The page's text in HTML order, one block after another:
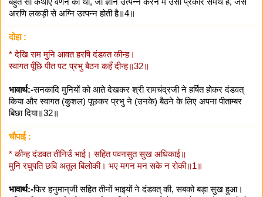
अरणि लकड़ी से अग्नि उत्पन्न होती है॥4॥
दोहा :
* देखि राम मुनि आवत हरषि दंडवत कीन्ह।
स्वागत पूँछि पीत पट प्रभु बैठन कहँ दीन्ह॥32॥
भावार्थ:-सनकादि मुनियों को आते देखकर श्री रामचंद्रजी ने हर्षित होकर दंडवत्‌
किया और स्वागत (कुशल) पूछकर प्रभु ने (उनके) बैठने के लिए अपना पीताम्बर
बिछा दिया॥32॥
चौपाई :
* कीन्ह दंडवत तीनिउँ भाई। सहित पवनसुत सुख अधिकाई॥
मुनि रघुपति छबि अतुल बिलोकी। भए मगन मन सके न रोकी॥1॥
भावार्थ:-फिर हनुमान्‌जी सहित तीनों भाइयों ने दंडवत्‌ की, सबको बड़ा सुख हुआ।